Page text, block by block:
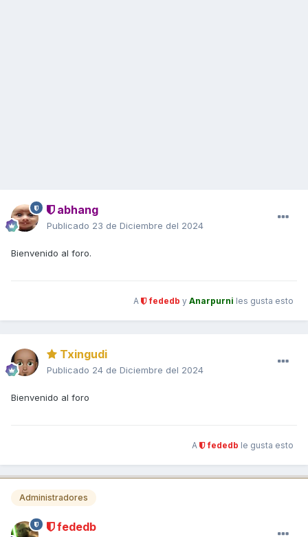
abhang
Publicado 23 de Diciembre del 2024
Bienvenido al foro.
A fededb y Anarpurni les gusta esto
Txingudi
Publicado 24 de Diciembre del 2024
Bienvenido al foro
A fededb le gusta esto
Administradores
fededb